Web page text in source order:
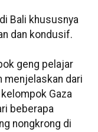
Bali khususnya
dan kondusif.
geng pelajar
menjelaskan dari
Gaza
beberapa
nongkrong di